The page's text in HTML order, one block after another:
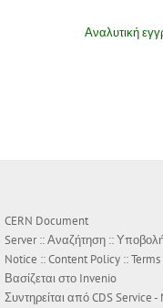
Αναλυτική
CERN Document
Server ::Αναζήτηση ::
Notice ::Content Policy ::
Βασίζεται στο Invenio
Συντηρείται απόCDS Service-